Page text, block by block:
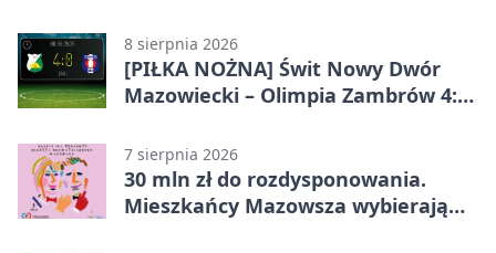
8 sierpnia 2026
[PIŁKA NOŻNA] Świt Nowy Dwór
Mazowiecki – Olimpia Zambrów 4:0
Grupa 1 (Grupa I)
7 sierpnia 2026
30 mln zł do rozdysponowania.
Mieszkańcy Mazowsza wybierają